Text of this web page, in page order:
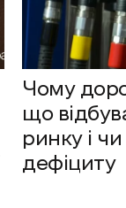
Чому
що
ринку і
дефіциту